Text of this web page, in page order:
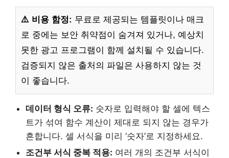
⚠️ 비용 함정: 무료로 제공되는 템플릿이나 매크
로 중에는 보안 취약점이 숨겨져 있거나, 예상치
못한 광고 프로그램이 함께 설치될 수 있습니다.
검증되지 않은 출처의 파일은 사용하지 않는 것
이 좋습니다.
데이터 형식 오류: 숫자로 입력해야 할 셀에 텍스
트가 섞여 함수 계산이 제대로 되지 않는 경우가
흔합니다. 셀 서식을 미리 ‘숫자’로 지정하세요.
조건부 서식 중복 적용: 여러 개의 조건부 서식이